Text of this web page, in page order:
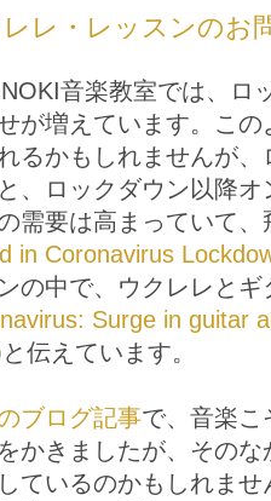
レ・レッスンのお
音楽教室では、ロ
が増えています。こ
るかもしれませんが
、ロックダウン以降
需要は高まっていて、
in Coronavirus
の中で、ウクレレと
Surge in guitar
伝えています。
ブログ記事で、音楽こ
かきましたが、その
ているのかもしれま